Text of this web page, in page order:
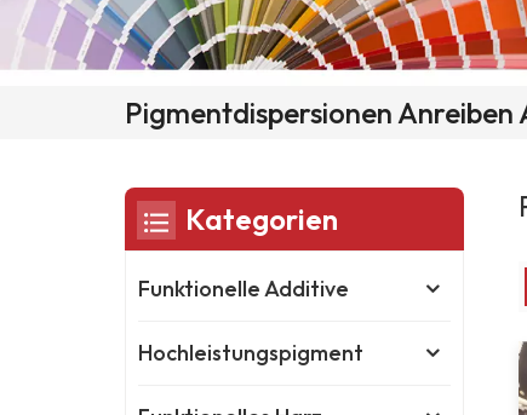
Pigmentdispersionen Anreiben
Kategorien
Funktionelle Additive
Hochleistungspigment